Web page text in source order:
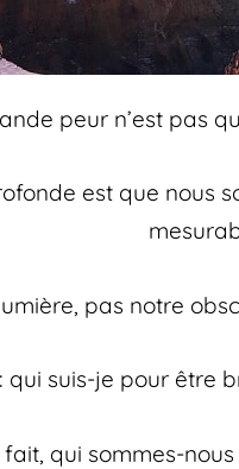
peur n’est pas
est que nous
pas notre
qui suis-je pour être
fait, qui sommes-